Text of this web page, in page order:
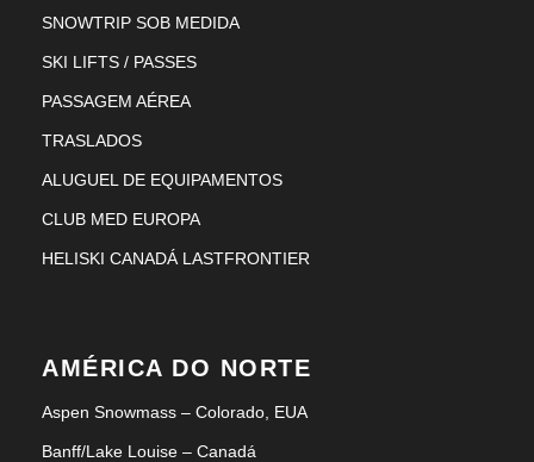
SNOWTRIP SOB MEDIDA
SKI LIFTS / PASSES
PASSAGEM AÉREA
TRASLADOS
ALUGUEL DE EQUIPAMENTOS
CLUB MED EUROPA
HELISKI CANADÁ LASTFRONTIER
AMÉRICA DO NORTE
Aspen Snowmass – Colorado, EUA
Banff/Lake Louise – Canadá